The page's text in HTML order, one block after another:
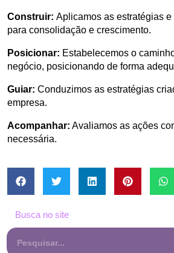
Construir: Aplicamos as estratégias
para consolidação e crescimento.
Posicionar: Estabelecemos o
negócio, posicionando de forma
Guiar: Conduzimos as estratégias
empresa.
Acompanhar: Avaliamos as ações
necessária.
Busca no site